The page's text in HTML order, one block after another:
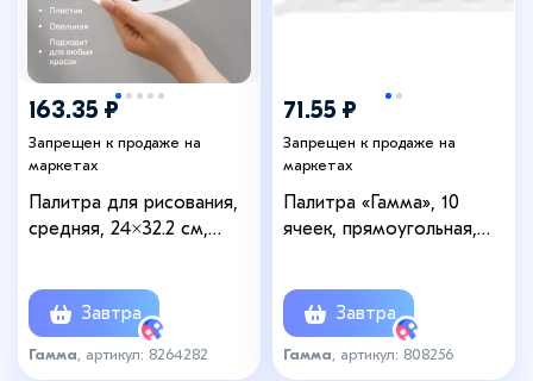
163.35 ₽
Запрещен к продаже на
маркетах
Палитра для рисования,
средняя, 24×32.2 см,
Завтра
Гамма , артикул: 8264282
71.55 ₽
Запрещен к продаже на
маркетах
Палитра «Гамма», 10
ячеек, прямоугольная,
Завтра
Гамма , артикул: 808256